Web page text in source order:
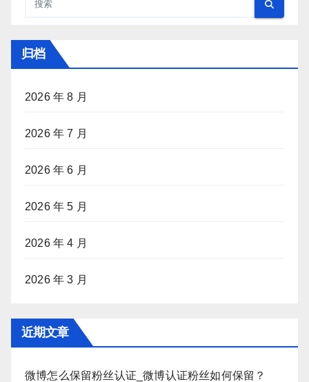
归档
2026 年 8 月
2026 年 7 月
2026 年 6 月
2026 年 5 月
2026 年 4 月
2026 年 3 月
近期文章
微博怎么保留粉丝认证_微博认证粉丝如何保留？